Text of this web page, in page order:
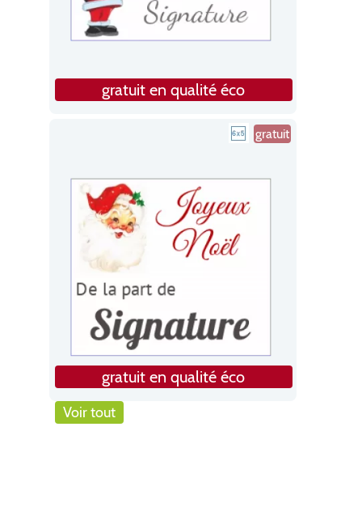
gratuit en qualité éco
gratuit
gratuit en qualité éco
Voir tout